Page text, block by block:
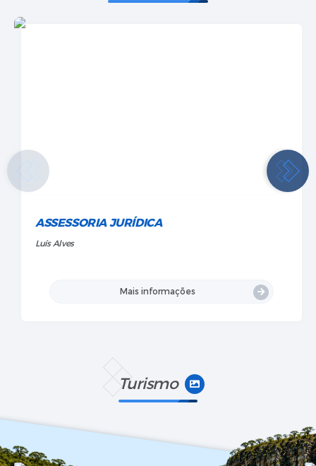
CHEFE DE GABINETE
Leila Carvalho
Mais informações
Turismo